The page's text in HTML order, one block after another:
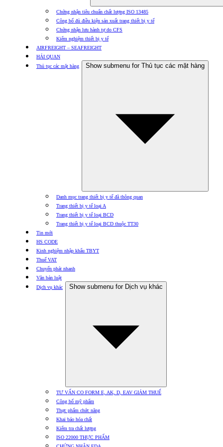
Chứng nhận tiêu chuẩn chất lượng ISO 13485
Công bố đủ điều kiện sản xuất trang thiết bị y tế
Chứng nhận lưu hành tự do CFS
Kiểm nghiệm thiết bị y tế
AIRFREIGHT – SEAFREIGHT
HẢI QUAN
Thủ tục các mặt hàng
Show submenu for Thủ tục các mặt hàng
Danh mục trang thiết bị y tế đã thông quan
Trang thiết bị y tế loại A
Trang thiết bị y tế loại BCD
Trang thiết bị y tế loại BCD thuộc TT30
Tin mới
HS CODE
Kinh nghiệm nhập khẩu TBYT
Thuế VAT
Chuyển phát nhanh
Văn bản luật
Dịch vụ khác
Show submenu for Dịch vụ khác
TƯ VẤN CO FORM E, AK, D, EAV GIẢM THUẾ
Công bố mỹ phẩm
Thực phẩm chức năng
Khai báo hóa chất
Kiểm tra chất lượng
ISO 22000 THỰC PHẨM